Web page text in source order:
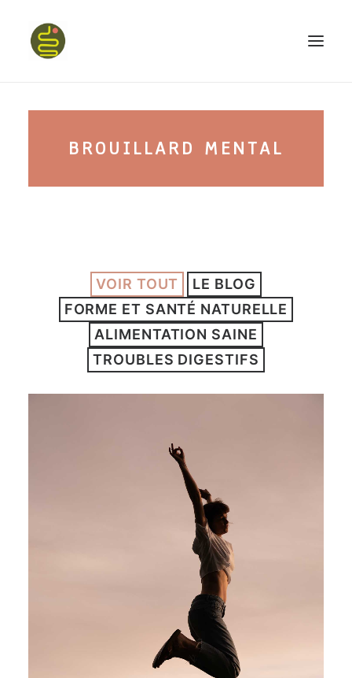
PROGRAMME HAPPY BELLY
CONFÉRENCES
podcast kinoa
ARTICLES
YOGA
Recherche
Panier
BROUILLARD MENTAL
VOIR TOUT
LE BLOG
FORME ET SANTÉ NATURELLE
ALIMENTATION SAINE
TROUBLES DIGESTIFS